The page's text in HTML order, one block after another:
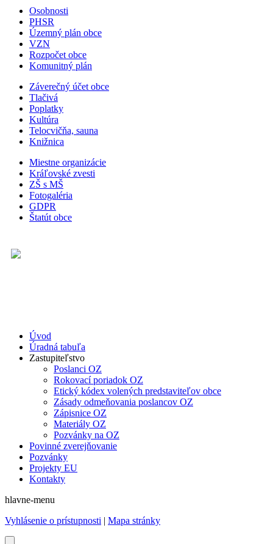
Osobnosti
PHSR
Územný plán obce
VZN
Rozpočet obce
Komunitný plán
Záverečný účet obce
Tlačivá
Poplatky
Kultúra
Telocvičňa, sauna
Knižnica
Miestne organizácie
Kráľovské zvesti
ZŠ s MŠ
Fotogaléria
GDPR
Štatút obce
Úvod
Úradná tabuľa
Zastupiteľstvo
Poslanci OZ
Rokovací poriadok OZ
Etický kódex volených predstaviteľov obce
Zásady odmeňovania poslancov OZ
Zápisnice OZ
Materiály OZ
Pozvánky na OZ
Povinné zverejňovanie
Pozvánky
Projekty EU
Kontakty
hlavne-menu
Vyhlásenie o prístupnosti | Mapa stránky